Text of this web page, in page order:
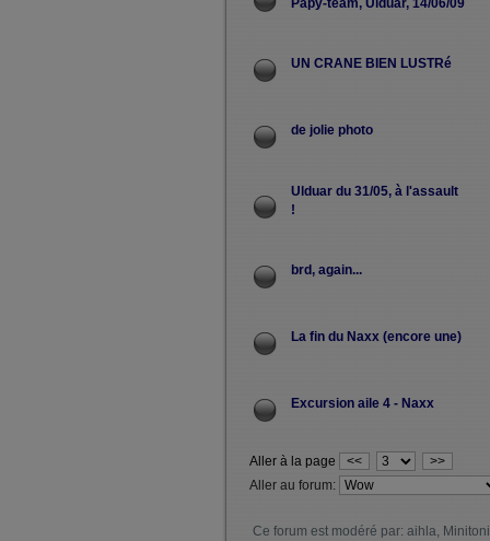
Papy-team, Ulduar, 14/06/09
UN CRANE BIEN LUSTRé
de jolie photo
Ulduar du 31/05, à l'assault
!
brd, again...
La fin du Naxx (encore une)
Excursion aile 4 - Naxx
Aller à la page <<
>>
Aller au forum:
Ce forum est modéré par: aihla,